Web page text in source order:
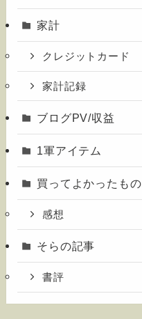
家計
クレジットカード
家計記録
ブログPV/収益
1軍アイテム
買ってよかったもの
感想
そらの記事
書評